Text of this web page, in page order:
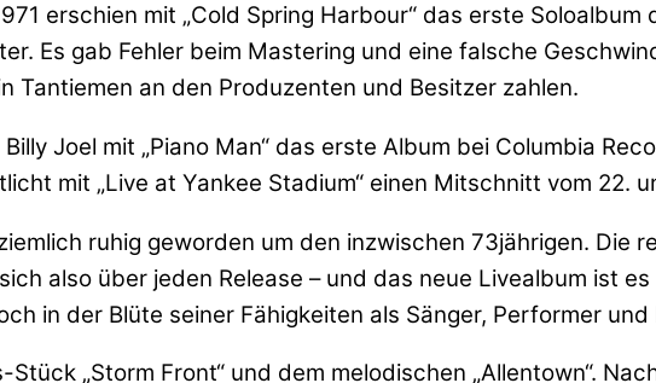
erschien mit „Cold Spring Harbour“ das erste
Es gab Fehler beim Mastering und eine falsche
Tantiemen an den Produzenten und Besitzer zahlen.
Joel mit „Piano Man“ das erste Album bei Columbia
mit „Live at Yankee Stadium“ einen Mitschnitt vom 22.
ruhig geworden um den inzwischen 73jährigen. Die
also über jeden Release – und das neue Livealbum ist
in der Blüte seiner Fähigkeiten als Sänger, Performer
„Storm Front“ und dem melodischen „Allentown“.